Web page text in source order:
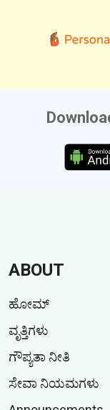
ABOUT
ಹೋಮ್
ವೃತ್ತಿಗಳು
ಗೌಪ್ಯತಾ ನೀತಿ
ಸೇವಾ ನಿಯಮಗಳು